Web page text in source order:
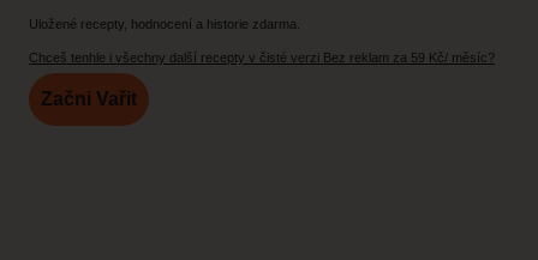
Uložené recepty, hodnocení a historie zdarma.
Chceš tenhle i všechny další recepty v čisté verzi Bez reklam za 59 Kč/ měsíc?
Začni Vařit